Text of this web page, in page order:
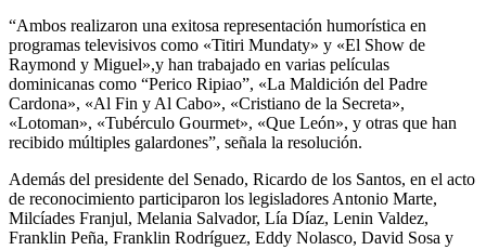
“Ambos realizaron una exitosa representación humorística en
programas televisivos como «Titiri Mundaty» y «El Show de
Raymond y Miguel»,y han trabajado en varias películas
dominicanas como “Perico Ripiao”, «La Maldición del Padre
Cardona», «Al Fin y Al Cabo», «Cristiano de la Secreta»,
«Lotoman», «Tubérculo Gourmet», «Que León», y otras que han
recibido múltiples galardones”, señala la resolución.
Además del presidente del Senado, Ricardo de los Santos, en el acto
de reconocimiento participaron los legisladores Antonio Marte,
Milcíades Franjul, Melania Salvador, Lía Díaz, Lenin Valdez,
Franklin Peña, Franklin Rodríguez, Eddy Nolasco, David Sosa y